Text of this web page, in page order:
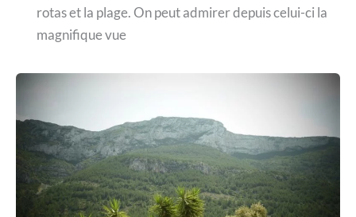
rotas et la plage. On peut admirer depuis celui-ci la
magnifique vue